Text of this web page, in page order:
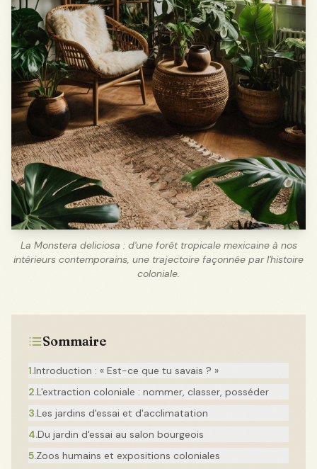
La Monstera deliciosa : d'une forêt tropicale mexicaine à nos
intérieurs contemporains, une trajectoire façonnée par l'histoire
coloniale.
Sommaire
1.Introduction : « Est-ce que tu savais ? »
2.L'extraction coloniale : nommer, classer, posséder
3.Les jardins d'essai et d'acclimatation
4.Du jardin d'essai au salon bourgeois
5.Zoos humains et expositions coloniales